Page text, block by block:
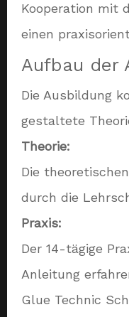
Kooperation mit
einen
Aufbau der
Die Ausbildung
gestaltete
Theorie:
Die
durch die
Praxis:
Der 14-tägige
Anleitung
Glue Technic